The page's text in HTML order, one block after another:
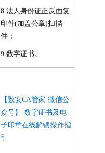
8.法人身份证正反面复
印件(加盖公章)扫描
件；
9.数字证书。
【数安CA管家-微信公
众号】-数字证书及电
子印章在线解锁操作指
引